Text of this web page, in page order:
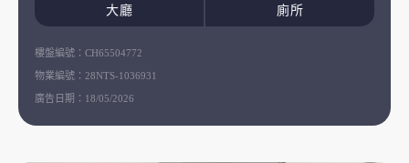
大廳 廁所
樓盤編號： CH65504772
物業編號： 28NTS-1036931
廣告日期： 18/05/2026